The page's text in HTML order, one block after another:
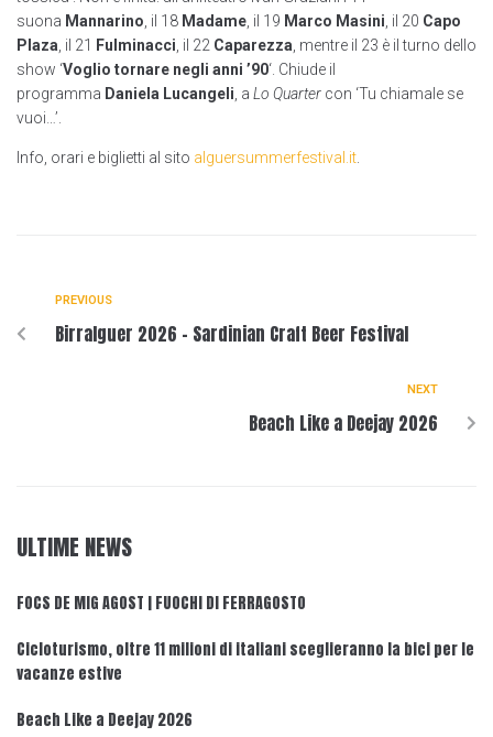
suona Mannarino , il 18 Madame , il 19 Marco Masini , il 20 Capo
Plaza , il 21 Fulminacci , il 22 Caparezza , mentre il 23 è il turno dello
show ‘Voglio tornare negli anni ’90‘. Chiude il
programma Daniela Lucangeli , a Lo Quarter con ‘Tu chiamale se
vuoi…’.
Info, orari e biglietti al sito alguersummerfestival.it
PREVIOUS
Birralguer 2026 – Sardinian Craft Beer Festival
NEXT
Beach Like a Deejay 2026
ULTIME NEWS
FOCS DE MIG AGOST | FUOCHI DI FERRAGOSTO
Cicloturismo, oltre 11 milioni di italiani sceglieranno la bici per le
vacanze estive
Beach Like a Deejay 2026